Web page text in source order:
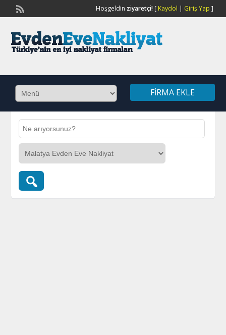
Hoşgeldin ziyaretçi![ Kaydol | Giriş Yap ]
FIRMA EKLE